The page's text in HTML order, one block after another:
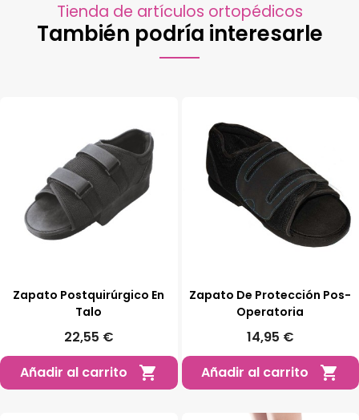
Tienda de artículos ortopédicos
También podría interesarle
Zapato Postquirúrgico En
Talo
22,55 €
Añadir al carrito

Zapato De Protección Pos-
Operatoria
14,95 €
Añadir al carrito
